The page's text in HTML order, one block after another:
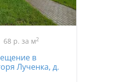
68 р. за м2
в
Лученка, д.